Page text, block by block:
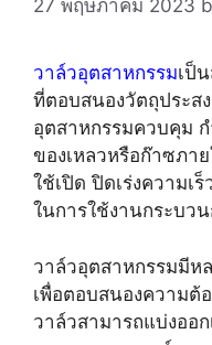
27 พฤษภาคม 2023
วาล์วอุตสาหกรรมเป็
ที่ตอบสนองวัตถุประส
อุตสาหกรรมควบคุม
ของเหลวหรือก๊าซภา
ใช้เปิด ปิดเร่งความเ
ในการใช้งานกระบวน
วาล์วอุตสาหกรรมมีห
เพื่อตอบสนองความต้
วาล์วสามารถแบ่งออ